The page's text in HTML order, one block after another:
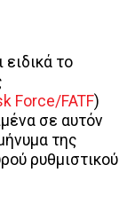
ειδικά το
Force/FATF)
σε αυτόν
της
ρυθμιστικού